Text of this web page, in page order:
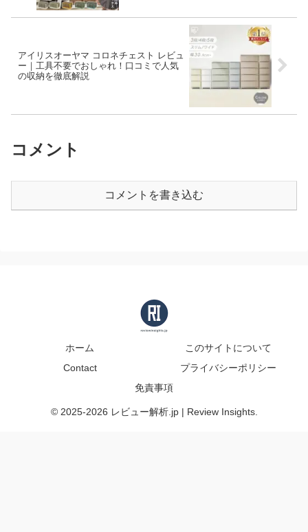
アイリスオーヤマ コロネチェスト レビュ
ー｜工具不要でおしゃれ！口コミで人気
の収納を徹底解説
コメント
コメントを書き込む
ホーム
このサイトについて
Contact
プライバシーポリシー
免責事項
© 2025-2026 レビュー解析.jp | Review Insights.